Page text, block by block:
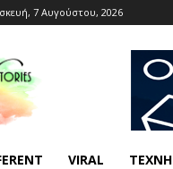
7 Αυγούστου, 2026
VIRAL ΤΕΧΝΗ